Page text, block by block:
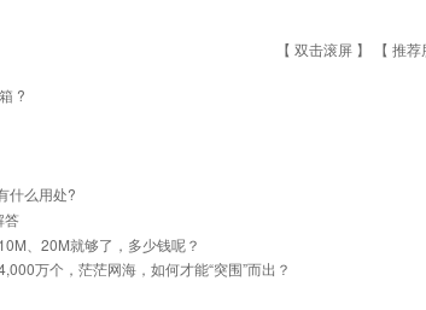
【 双击滚屏 】 【 推荐
?
什么用处?
答
、20M就够了，多少钱呢？
万个，茫茫网海，如何才能“突围”而出？